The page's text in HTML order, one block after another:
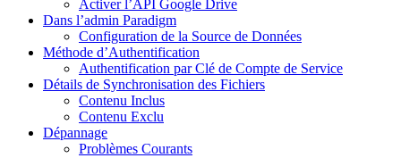
Activer l’API Google Drive
Dans l’admin Paradigm
Configuration de la Source de Données
Méthode d’Authentification
Authentification par Clé de Compte de Service
Détails de Synchronisation des Fichiers
Contenu Inclus
Contenu Exclu
Dépannage
Problèmes Courants